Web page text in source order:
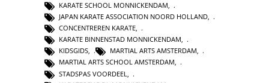
KARATE SCHOOL MONNICKENDAM,
JAPAN KARATE ASSOCIATION NOORD HOLLAND,
CONCENTREREN KARATE,
KARATE BINNENSTAD MONNICKENDAM,
KIDSGIDS, MARTIAL ARTS AMSTERDAM,
MARTIAL ARTS SCHOOL AMSTERDAM,
STADSPAS VOORDEEL